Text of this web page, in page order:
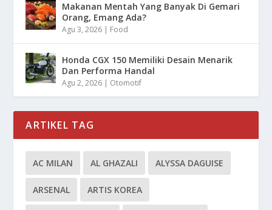
Makanan Mentah Yang Banyak Di Gemari
Orang, Emang Ada?
Agu 3, 2026 | Food
Honda CGX 150 Memiliki Desain Menarik
Dan Performa Handal
Agu 2, 2026 | Otomotif
ARTIKEL TAG
AC MILAN AL GHAZALI ALYSSA DAGUISE
ARSENAL ARTIS KOREA